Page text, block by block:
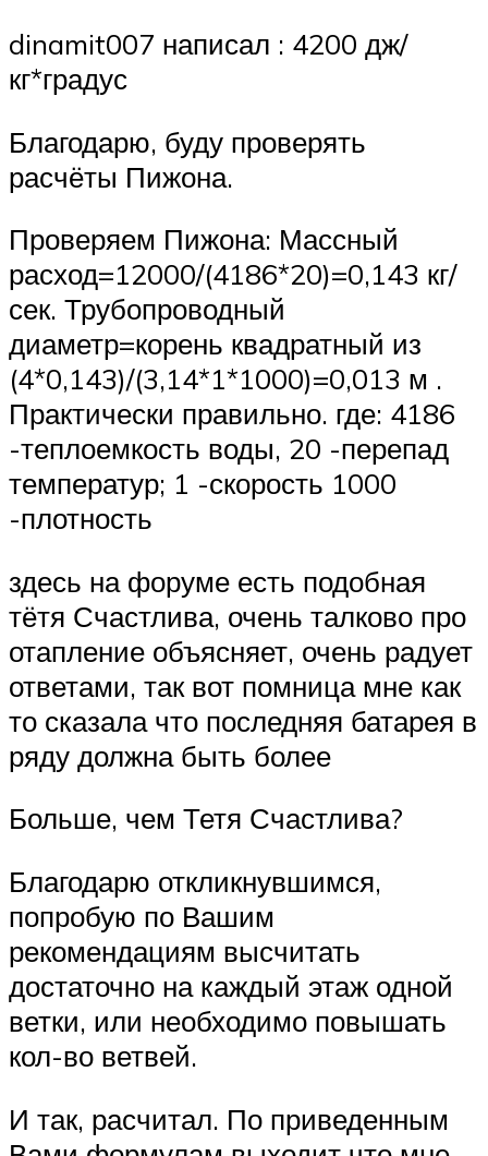
dinamit007 написал : 4200 дж/
кг*градус
Благодарю, буду проверять
расчёты Пижона.
Проверяем Пижона: Массный
расход=12000/(4186*20)=0,143 кг/
сек. Трубопроводный
диаметр=корень квадратный из
(4*0,143)/(3,14*1*1000)=0,013 м .
Практически правильно. где: 4186
-теплоемкость воды, 20 -перепад
температур; 1 -скорость 1000
-плотность
здесь на форуме есть подобная
тётя Счастлива, очень талково про
отапление объясняет, очень радует
ответами, так вот помница мне как
то сказала что последняя батарея в
ряду должна быть более
Больше, чем Тетя Счастлива?
Благодарю откликнувшимся,
попробую по Вашим
рекомендациям высчитать
достаточно на каждый этаж одной
ветки, или необходимо повышать
кол-во ветвей.
И так, расчитал. По приведенным